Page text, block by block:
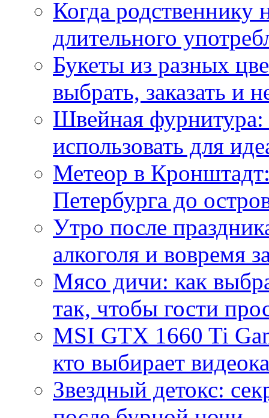
Когда
длительного
Букеты из разных
выбрать, заказать и
Швейная фурнитура:
использовать для
Метеор в
Петербурга до
Утро после
алкоголя и вовремя
Мясо дичи: как
так, чтобы гости
MSI GTX 1660 Ti
кто выбирает
Звездный детокс: